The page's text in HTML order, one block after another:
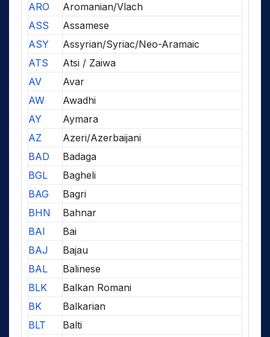
ARO
Aromanian/Vlach
ASS
Assamese
ASY
Assyrian/Syriac/Neo-Aramaic
ATS
Atsi / Zaiwa
AV
Avar
AW
Awadhi
AY
Aymara
AZ
Azeri/Azerbaijani
BAD
Badaga
BGL
Bagheli
BAG
Bagri
BHN
Bahnar
BAI
Bai
BAJ
Bajau
BAL
Balinese
BLK
Balkan Romani
BK
Balkarian
BLT
Balti